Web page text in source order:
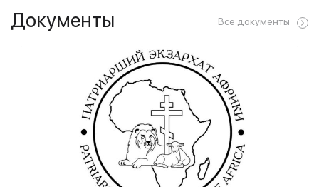
Документы Все документы